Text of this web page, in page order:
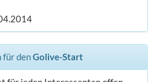
für denGolive-Start